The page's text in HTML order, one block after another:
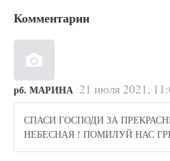
Комментарии
рб. МАРИНА 21 июля 2021,
СПАСИ ГОСПОДИ ЗА
НЕБЕСНАЯ ! ПОМИЛУЙ НАС